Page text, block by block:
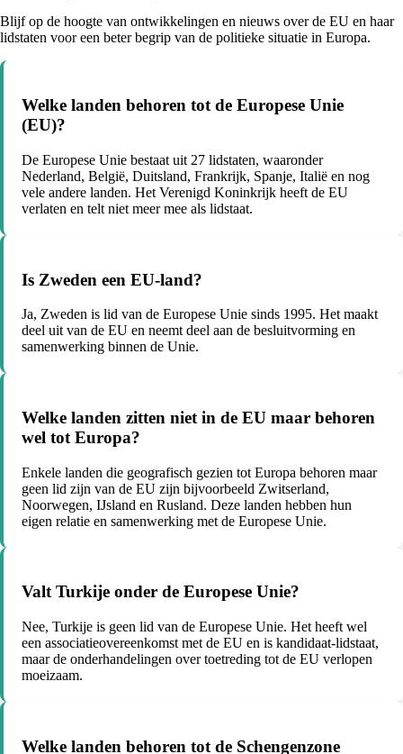
Blijf op de hoogte van ontwikkelingen en nieuws over de EU en haar
lidstaten voor een beter begrip van de politieke situatie in Europa.
Welke landen behoren tot de Europese Unie
(EU)?
De Europese Unie bestaat uit 27 lidstaten, waaronder
Nederland, België, Duitsland, Frankrijk, Spanje, Italië en nog
vele andere landen. Het Verenigd Koninkrijk heeft de EU
verlaten en telt niet meer mee als lidstaat.
Is Zweden een EU-land?
Ja, Zweden is lid van de Europese Unie sinds 1995. Het maakt
deel uit van de EU en neemt deel aan de besluitvorming en
samenwerking binnen de Unie.
Welke landen zitten niet in de EU maar behoren
wel tot Europa?
Enkele landen die geografisch gezien tot Europa behoren maar
geen lid zijn van de EU zijn bijvoorbeeld Zwitserland,
Noorwegen, IJsland en Rusland. Deze landen hebben hun
eigen relatie en samenwerking met de Europese Unie.
Valt Turkije onder de Europese Unie?
Nee, Turkije is geen lid van de Europese Unie. Het heeft wel
een associatieovereenkomst met de EU en is kandidaat-lidstaat,
maar de onderhandelingen over toetreding tot de EU verlopen
moeizaam.
Welke landen behoren tot de Schengenzone